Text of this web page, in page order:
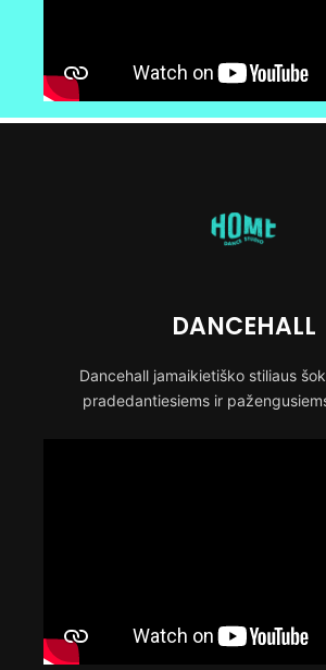
DANCEHALL
Dancehall jamaikietiško stiliaus
pradedantiesiems ir